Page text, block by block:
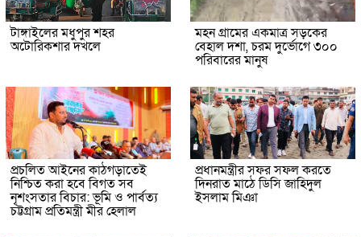
টাঙ্গাইলের মধুপুর শহর
অটোরিকশার দখলে
মহন গ্রামের একমাত্র সড়কের
বেহাল দশা, চরম দুর্ভোগে ৩০০
পরিবারের মানুষ
প্রচলিত আইনের কাঠগড়াতেই
নিশ্চিত করা হবে বিগত সব
নৃশংসতার বিচার: ভূমি ও পার্বত্য
চট্টগ্রাম প্রতিমন্ত্রী মীর হেলাল
প্রধানমন্ত্রীর সফর সফল করতে
দিনরাত মাঠে ডিসি জাহিদুল
ইসলাম মিঞা